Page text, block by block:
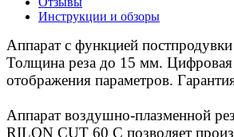
Инструкции и обзоры
Аппарат с функцией постпродувки
Толщина реза до 15 мм. Цифровая
отображения параметров.
Аппарат воздушно-плазменной
RILON CUT 60 С позволяет